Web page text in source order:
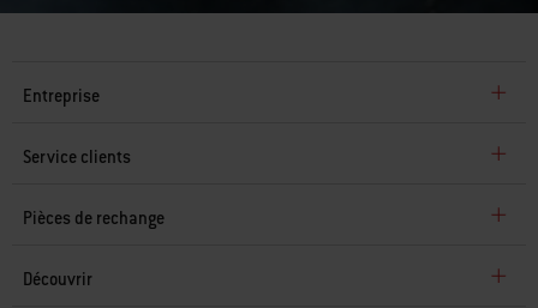
Entreprise
Service clients
Pièces de rechange
Découvrir